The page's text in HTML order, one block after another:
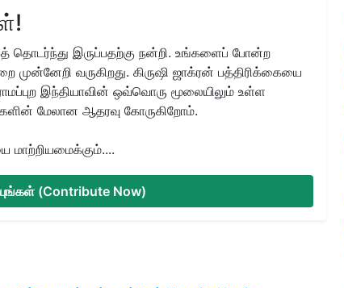
தொடர்ந்து இருப்பதற்கு நன்றி. உங்களைப் போன்ற
வருகிறது. கிருஷி ஜாக்ரன் பத்திரிக்கையை
இந்தியாவின் ஒவ்வொரு மூலையிலும் உள்ள
மேலான ஆதரவு கோருகிறோம்.
மாற்றியமைக்கும்....
(Contribute Now)